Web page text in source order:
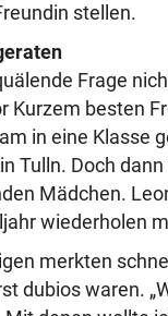
stellen.
Frage
Kurzem besten
in eine Klasse
Tulln. Doch
Mädchen.
wiederholen
merkten
dubios waren.